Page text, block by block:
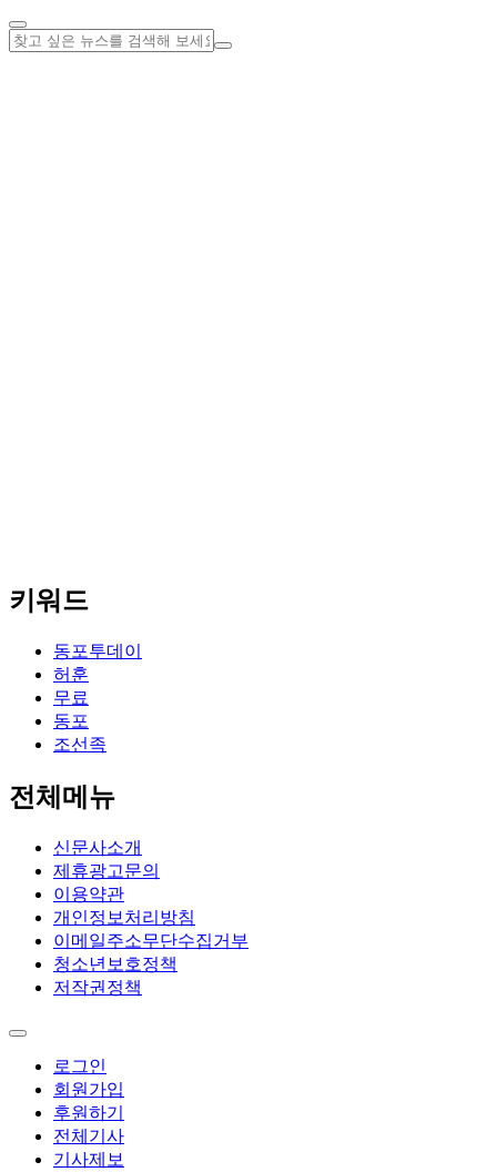
키워드
동포투데이
허훈
무료
동포
조선족
전체메뉴
신문사소개
제휴광고문의
이용약관
개인정보처리방침
이메일주소무단수집거부
청소년보호정책
저작권정책
로그인
회원가입
후원하기
전체기사
기사제보